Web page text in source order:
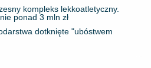
kompleks lekkoatletyczny.
ponad 3 mln zł
dotknięte "ubóstwem